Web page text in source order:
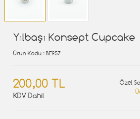
Yılbaşı Konsept Cupcake
Ürün Kodu : BE957
200,00 TL
KDV Dahil
Özel